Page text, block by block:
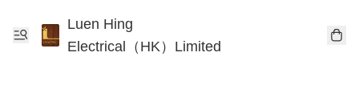
Luen Hing
Electrical（HK）Limited